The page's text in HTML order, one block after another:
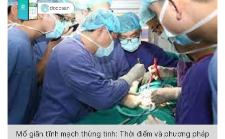
Mổ giãn tĩnh mạch thừng tinh: Thời điểm và phương pháp